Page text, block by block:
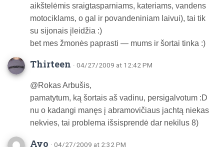
aikštelėmis sraigtasparniams, kateriams, vandens
motociklams, o gal ir povandeniniam laivui), tai tik
su sijonais įleidžia :)
bet mes žmonės paprasti — mums ir šortai tinka :)
Thirteen · 04/27/2009 at 12:42 PM
@Rokas Arbušis,
pamatytum, ką šortais aš vadinu, persigalvotum :D
nu o kadangi manęs į abramovičiaus jachtą niekas
nekvies, tai problema išsisprendė dar nekilus 8)
Ayo · 04/27/2009 at 2:32 PM